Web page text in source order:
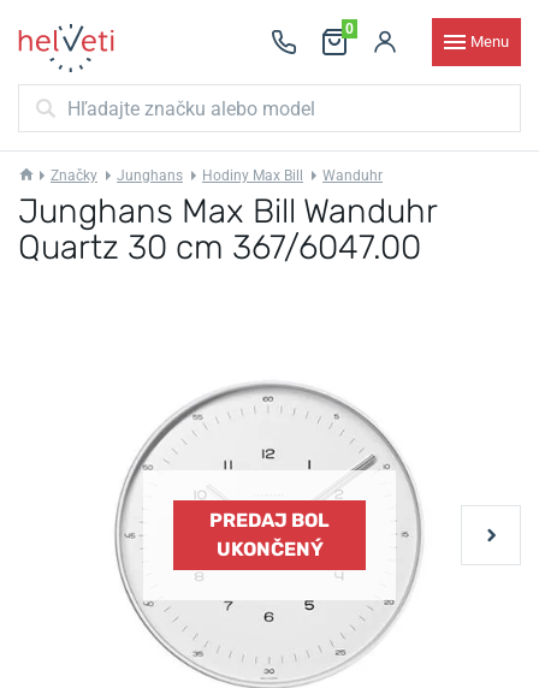
0
Menu
Značky Junghans Hodiny Max Bill Wanduhr
Junghans Max Bill Wanduhr
Quartz 30 cm 367/6047.00
PREDAJ BOL
UKONČENÝ